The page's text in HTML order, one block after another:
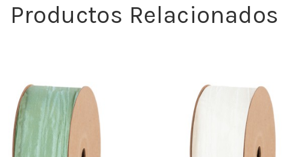
Productos Relacionados